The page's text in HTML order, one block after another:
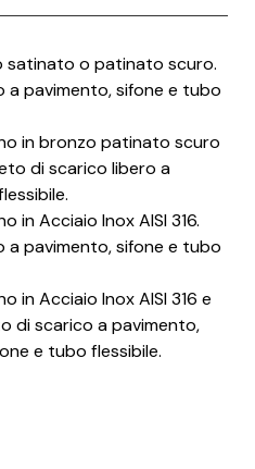
satinato o patinato scuro.
pavimento, sifone e tubo
in bronzo patinato scuro
di scarico libero a
in Acciaio Inox AISI 316.
pavimento, sifone e tubo
in Acciaio Inox AISI 316 e
di scarico a pavimento,
e tubo flessibile.